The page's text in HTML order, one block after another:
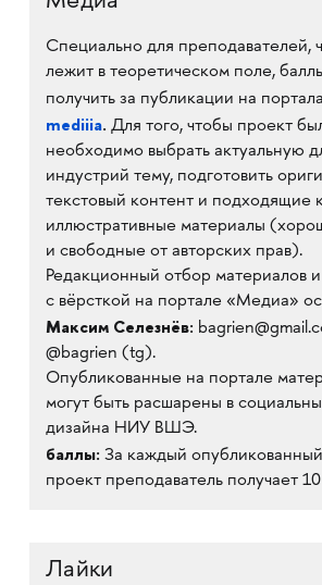
Специально для преподавателей,
лежит в теоретическом поле,
получить за публикации на
mediiia. Для того, чтобы проект
необходимо выбрать актуальную
индустрий тему, подготовить
текстовый контент и подходящие
иллюстративные материалы
и свободные от авторских прав).
Редакционный отбор материалов
с вёрсткой на портале «Медиа»
Максим Селезнёв:
@bagrien (tg).
Опубликованные на портале
могут быть расшарены в
дизайна НИУ ВШЭ.
баллы: За каждый
проект преподаватель получает
Лайки